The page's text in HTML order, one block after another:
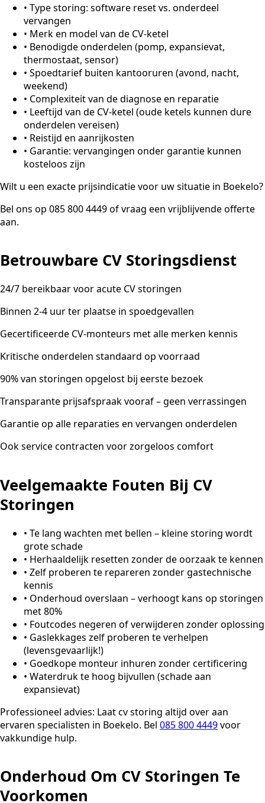
• Type storing: software reset vs. onderdeel
vervangen
• Merk en model van de CV-ketel
• Benodigde onderdelen (pomp, expansievat,
thermostaat, sensor)
• Spoedtarief buiten kantooruren (avond, nacht,
weekend)
• Complexiteit van de diagnose en reparatie
• Leeftijd van de CV-ketel (oude ketels kunnen dure
onderdelen vereisen)
• Reistijd en aanrijkosten
• Garantie: vervangingen onder garantie kunnen
kosteloos zijn
Wilt u een exacte prijsindicatie voor uw situatie in Boekelo?
Bel ons op 085 800 4449 of vraag een vrijblijvende offerte
aan.
Betrouwbare CV Storingsdienst
24/7 bereikbaar voor acute CV storingen
Binnen 2-4 uur ter plaatse in spoedgevallen
Gecertificeerde CV-monteurs met alle merken kennis
Kritische onderdelen standaard op voorraad
90% van storingen opgelost bij eerste bezoek
Transparante prijsafspraak vooraf – geen verrassingen
Garantie op alle reparaties en vervangen onderdelen
Ook service contracten voor zorgeloos comfort
Veelgemaakte Fouten Bij CV
Storingen
• Te lang wachten met bellen – kleine storing wordt
grote schade
• Herhaaldelijk resetten zonder de oorzaak te kennen
• Zelf proberen te repareren zonder gastechnische
kennis
• Onderhoud overslaan – verhoogt kans op storingen
met 80%
• Foutcodes negeren of verwijderen zonder oplossing
• Gaslekkages zelf proberen te verhelpen
(levensgevaarlijk!)
• Goedkope monteur inhuren zonder certificering
• Waterdruk te hoog bijvullen (schade aan
expansievat)
Professioneel advies: Laat cv storing altijd over aan
ervaren specialisten in Boekelo. Bel 085 800 4449voor
vakkundige hulp.
Onderhoud Om CV Storingen Te
Voorkomen